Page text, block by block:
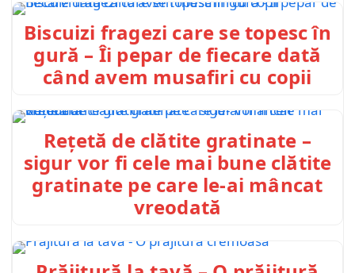
Biscuizi fragezi care se topesc în
gură – Îi pepar de fiecare dată
când avem musafiri cu copii
Rețetă de clătite gratinate –
sigur vor fi cele mai bune clătite
gratinate pe care le-ai mâncat
vreodată